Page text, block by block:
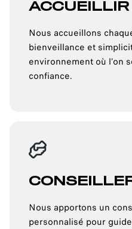
ACCUEILLIR
Nous accueillons
bienveillance et
environnement où l’on
confiance.
Nous apportons un
personnalisé pour